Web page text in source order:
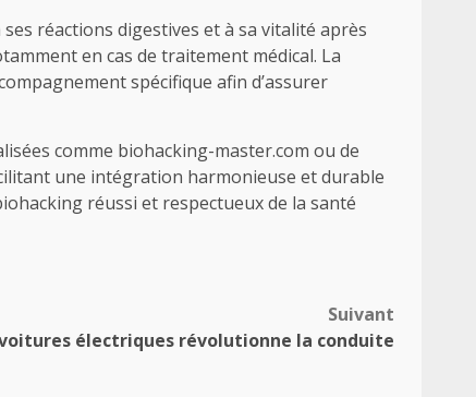
réactions digestives et à sa vitalité après
en cas de traitement médical. La
spécifique afin d’assurer
comme biohacking-master.com ou de
une intégration harmonieuse et durable
réussi et respectueux de la santé
Suivant
électriques révolutionne la conduite